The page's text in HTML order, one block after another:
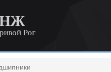
Рог